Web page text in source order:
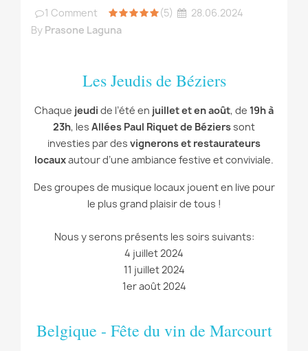
1 Comment (5)
28.06.2024
By Prasone Laguna
Les Jeudis de Béziers
Chaque jeudi de l’été en juillet et en août, de 19h à
23h, les Allées Paul Riquet de Bézierssont
investies par des vignerons et restaurateurs
locauxautour d’une ambiance festive et conviviale.
Des groupes de musique locaux jouent en live pour
le plus grand plaisir de tous !
Nous y serons présents les soirs suivants:
4 juillet 2024
11 juillet 2024
1er août 2024
Belgique - Fête du vin de Marcourt